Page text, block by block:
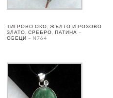
ТИГРОВО ОКО, ЖЪЛТО И РОЗОВО
ЗЛАТО, СРЕБРО, ПАТИНА –
ОБЕЦИ – N764